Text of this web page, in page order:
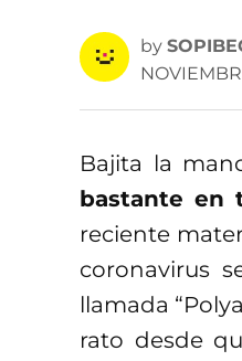
by
Bajita la
bastante en
reciente
coronavirus
llamada
rato desde